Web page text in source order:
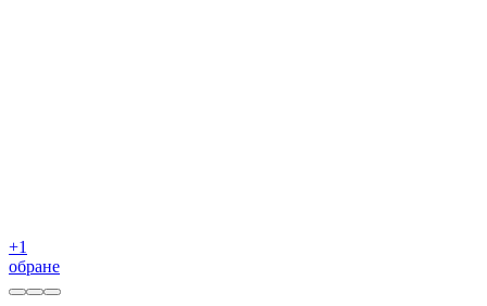
+1
обране